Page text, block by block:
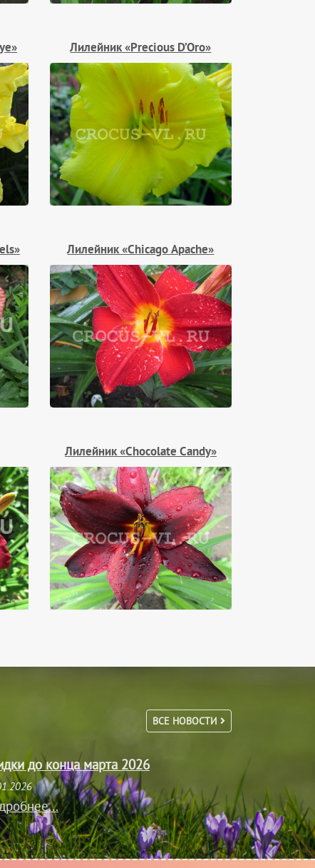
Лилейник «Precious D’Oro»
Лилейник «Chicago Apache»
Лилейник «Chocolate Candy»
ВСЕ НОВОСТИ
до конца марта 2026